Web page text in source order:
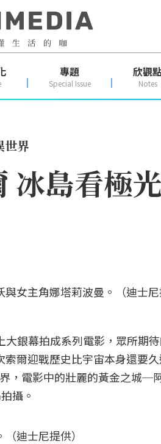
專題
Special Issue
欣觀點
Notes
世界
島看極
女主角娜塔莉波曼。（迪士尼
銀幕拍成系列電影，眾所期
爾迎戰歷史比宇宙本身還要
，電影中的壯麗的黃金之城─
攝。
迪士尼提供）